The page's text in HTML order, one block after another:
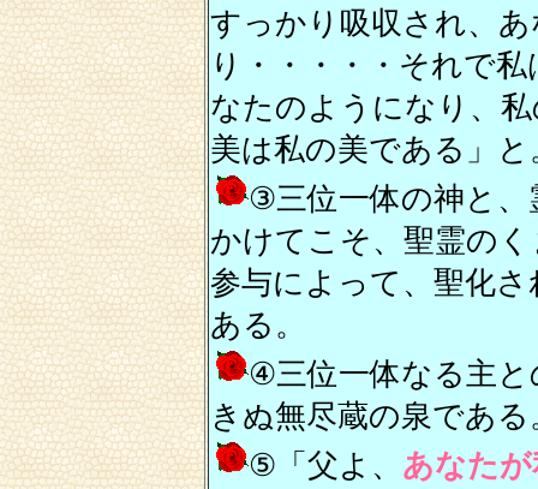
すっかり吸収され、
り・・・・・それで
なたのようになり、
美は私の美である」と
③三位一体の神と、
かけてこそ、聖霊の
参与によって、聖化
ある。
④三位一体なる主
きぬ無尽蔵の泉である
⑤「父よ、 あなた